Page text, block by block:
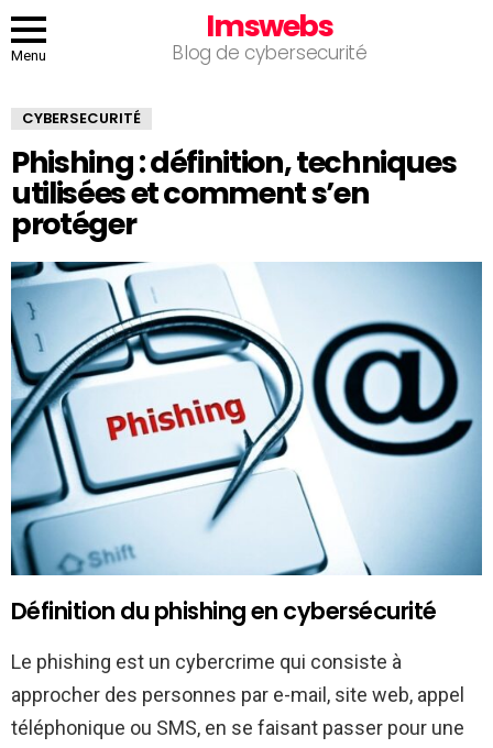
Menu
Imswebs
Blog de cybersecurité
CYBERSECURITÉ
Phishing : définition, techniques
utilisées et comment s’en
protéger
Définition du phishing en cybersécurité
Le phishing est un cybercrime qui consiste à
approcher des personnes par e-mail, site web, appel
téléphonique ou SMS, en se faisant passer pour une